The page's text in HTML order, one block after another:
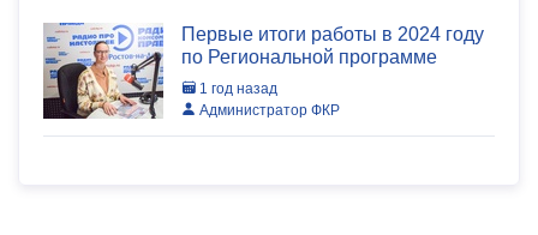
Первые итоги работы в 2024 году
по Региональной программе
1 год назад
Администратор ФКР